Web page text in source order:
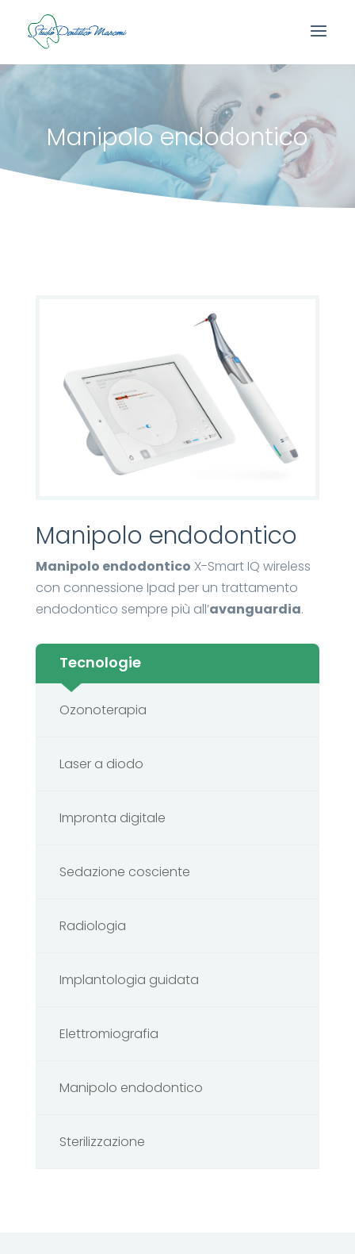
Manipolo endodontico
Manipolo endodontico
Manipolo endodontico X-Smart IQ wireless
con connessione Ipad per un trattamento
endodontico sempre più all’avanguardia.
Tecnologie
Ozonoterapia
Laser a diodo
Impronta digitale
Sedazione cosciente
Radiologia
Implantologia guidata
Elettromiografia
Manipolo endodontico
Sterilizzazione